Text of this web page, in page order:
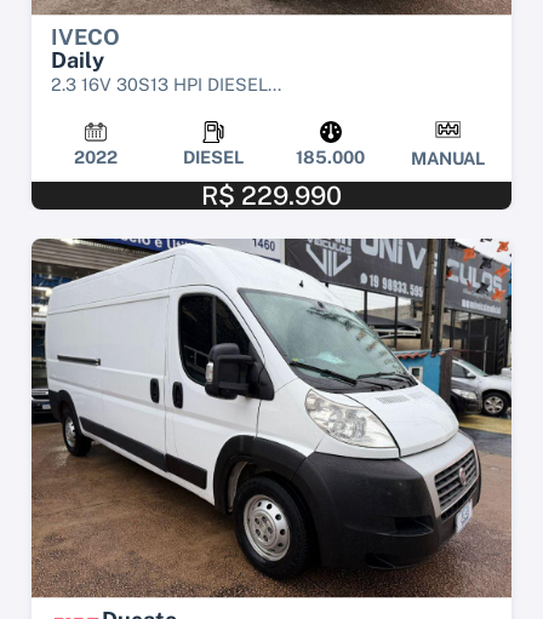
IVECO
Daily
2.3 16V 30S13 HPI DIESEL...
2022 DIESEL 185.000 MANUAL
R$ 229.990